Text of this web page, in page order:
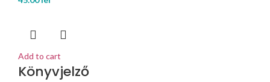
Add to cart
Könyvjelző